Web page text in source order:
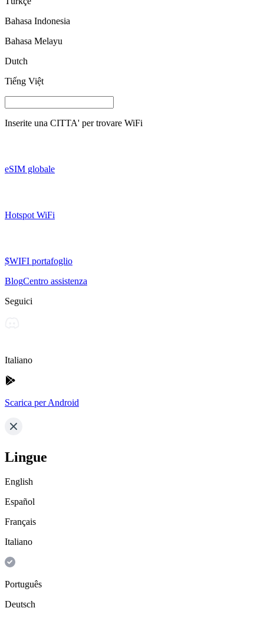
Bahasa Indonesia
Bahasa Melayu
Dutch
Tiếng Việt
Inserite una CITTA' per trovare WiFi
eSIM globale
Hotspot WiFi
$WIFI portafoglio
BlogCentro assistenza
Seguici
Italiano
Scarica per Android
Lingue
English
Español
Français
Italiano
Português
Deutsch